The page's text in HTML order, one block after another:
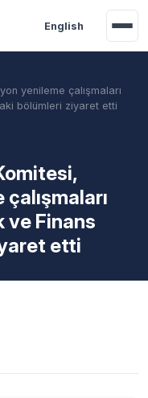
English
yenileme çalışmaları
bölümleri ziyaret etti
ve Finans
etti